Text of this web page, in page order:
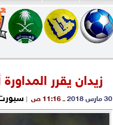
زيدان يقرر
30 مارس 2018 ــ 11:16 ص |